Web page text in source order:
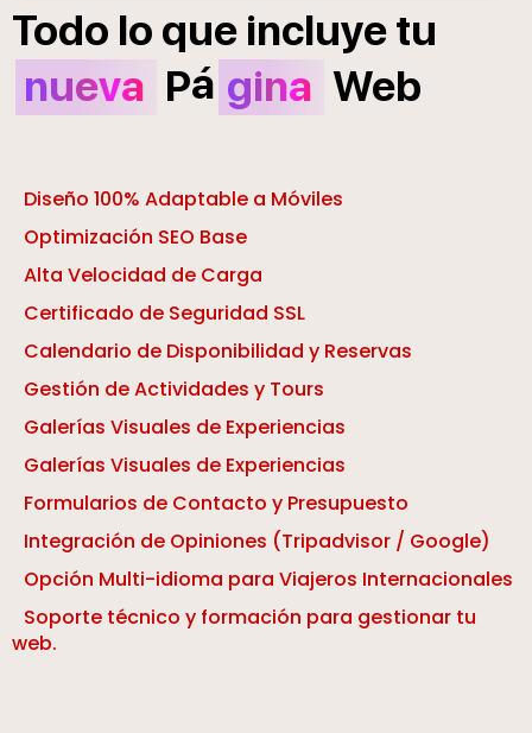
Todo lo que incluyetu
nueva Pá gina Web
Diseño 100% Adaptable a Móviles
Optimización SEO Base
Alta Velocidad de Carga
Certificado de Seguridad SSL
Calendario de Disponibilidad y Reservas
Gestión de Actividades y Tours
Galerías Visuales de Experiencias
Galerías Visuales de Experiencias
Formularios de Contacto y Presupuesto
Integración de Opiniones (Tripadvisor / Google)
Opción Multi-idioma para Viajeros Internacionales
Soporte técnico y formación para gestionar tu
web.